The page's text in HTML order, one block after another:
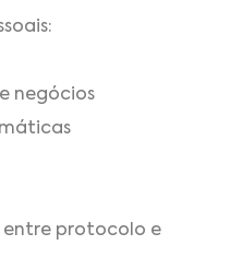
negócios
entre protocolo e